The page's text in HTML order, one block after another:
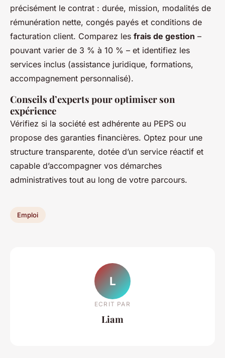
précisément le contrat : durée, mission, modalités de
rémunération nette, congés payés et conditions de
facturation client. Comparez les frais de gestion –
pouvant varier de 3 % à 10 % – et identifiez les
services inclus (assistance juridique, formations,
accompagnement personnalisé).
Conseils d’experts pour optimiser son
expérience
Vérifiez si la société est adhérente au PEPS ou
propose des garanties financières. Optez pour une
structure transparente, dotée d’un service réactif et
capable d’accompagner vos démarches
administratives tout au long de votre parcours.
Emploi
L
ECRIT PAR
Liam